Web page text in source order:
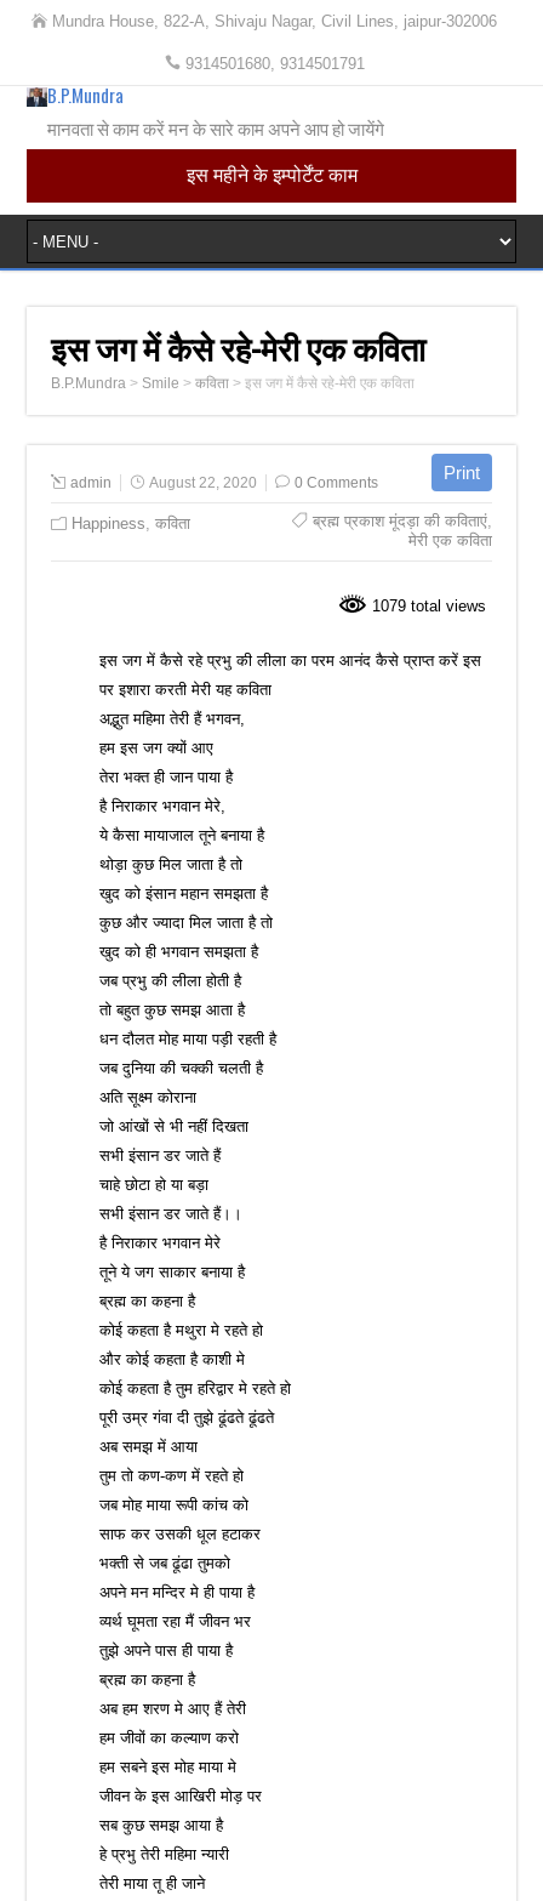
Mundra House, 822-A, Shivaju Nagar, Civil Lines, jaipur-302006
9314501680, 9314501791
B.P.Mundra
मानवता से काम करें मन के सारे काम अपने आप हो जायेंगे
इस महीने के इम्पोर्टेंट काम
इस जग में कैसे रहे-मेरी एक कविता
B.P.Mundra > Smile >कविता >इस जग में कैसे रहे-मेरी एक कविता
admin August 22, 2020 0 Comments
Happiness,कविता ब्रह्म प्रकाश मूंदड़ा की कविताएं,
मेरी एक कविता
1079 total views
इस जग में कैसे रहे प्रभु की लीला का परम आनंद कैसे प्राप्त करें इस
पर इशारा करती मेरी यह कविता
अद्भुत महिमा तेरी हैं भगवन,
हम इस जग क्यों आए
तेरा भक्त ही जान पाया है
है निराकार भगवान मेरे,
ये कैसा मायाजाल तूने बनाया है
थोड़ा कुछ मिल जाता है तो
खुद को इंसान महान समझता है
कुछ और ज्यादा मिल जाता है तो
खुद को ही भगवान समझता है
जब प्रभु की लीला होती है
तो बहुत कुछ समझ आता है
धन दौलत मोह माया पड़ी रहती है
जब दुनिया की चक्की चलती है
अति सूक्ष्म कोराना
जो आंखों से भी नहीं दिखता
सभी इंसान डर जाते हैं
चाहे छोटा हो या बड़ा
सभी इंसान डर जाते हैं।।
है निराकार भगवान मेरे
तूने ये जग साकार बनाया है
ब्रह्म का कहना है
कोई कहता है मथुरा मे रहते हो
और कोई कहता है काशी मे
कोई कहता है तुम हरिद्वार मे रहते हो
पूरी उम्र गंवा दी तुझे ढूंढते ढूंढते
अब समझ में आया
तुम तो कण-कण में रहते हो
जब मोह माया रूपी कांच को
साफ कर उसकी धूल हटाकर
भक्ती से जब ढूंढा तुमको
अपने मन मन्दिर मे ही पाया है
व्यर्थ घूमता रहा मैं जीवन भर
तुझे अपने पास ही पाया है
ब्रह्म का कहना है
अब हम शरण मे आए हैं तेरी
हम जीवों का कल्याण करो
हम सबने इस मोह माया मे
जीवन के इस आखिरी मोड़ पर
सब कुछ समझ आया है
हे प्रभु तेरी महिमा न्यारी
तेरी माया तू ही जाने